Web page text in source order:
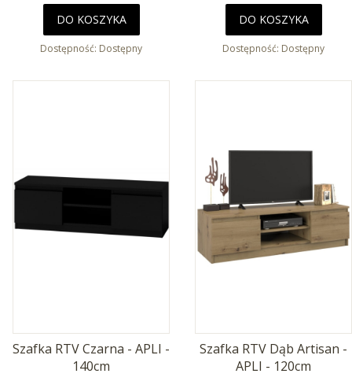
DO KOSZYKA
Dostępność: Dostępny
DO KOSZYKA
Dostępność: Dostępny
Szafka RTV Czarna - APLI -
140cm
Szafka RTV Dąb Artisan -
APLI - 120cm